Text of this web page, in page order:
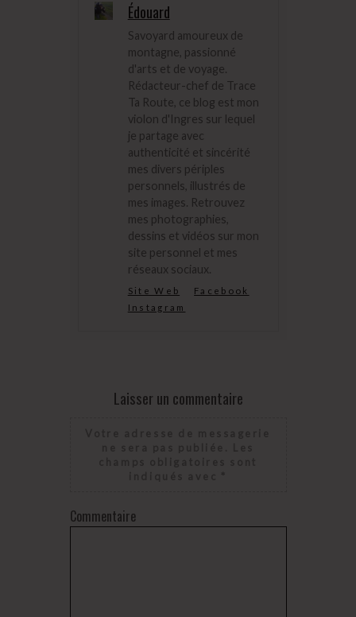
Édouard
Savoyard amoureux de
montagne, passionné
d'arts et de voyage.
Rédacteur-chef de Trace
Ta Route, ce blog est mon
violon d'Ingres sur lequel
je partage avec
authenticité et sincérité
mes divers périples
personnels, illustrés de
mes images. Retrouvez
mes photographies,
dessins et vidéos sur mon
site personnel et mes
réseaux sociaux.
Site Web
Facebook
Instagram
Laisser un commentaire
Commentaire